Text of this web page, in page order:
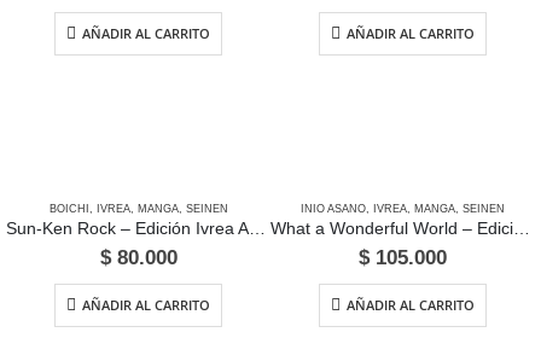
AÑADIR AL CARRITO AÑADIR AL CARRITO
BOICHI , IVREA, MANGA, SEINEN
Sun-Ken Rock – Edición Ivrea Argentina
$80.000
AÑADIR AL CARRITO
INIO ASANO, IVREA, MANGA, SEINEN
What a Wonderful World – Edición Ivrea Argentina
$105.000
AÑADIR AL CARRITO